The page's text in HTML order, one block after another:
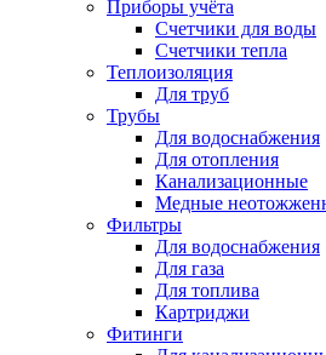
Приборы учёта
Счетчики для воды
Счетчики тепла
Теплоизоляция
Для труб
Трубы
Для водоснабжения
Для отопления
Канализационные
Медные
Фильтры
Для водоснабжения
Для газа
Для топлива
Картриджи
Фитинги